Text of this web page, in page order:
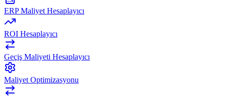
ERP Maliyet Hesaplayıcı
ROI Hesaplayıcı
Geçiş Maliyeti Hesaplayıcı
Maliyet Optimizasyonu